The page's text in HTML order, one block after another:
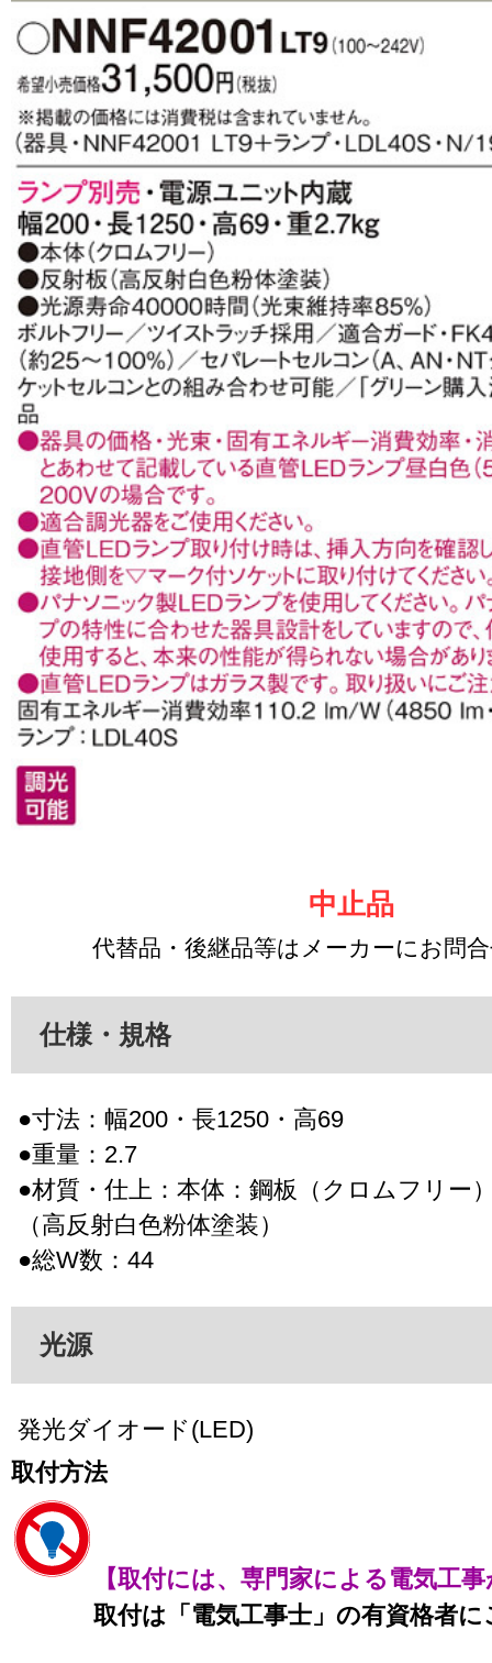
中止品
代替品・後継品等はメーカーにお問
仕様・規格
●寸法：幅200・長1250・高69
●重量：2.7
●材質・仕上：本体：鋼板（クロムフリー
（高反射白色粉体塗装）
●総W数：44
光源
発光ダイオード(LED)
取付方法
【取付には、専門家による電気工
取付は「電気工事士」の有資格者